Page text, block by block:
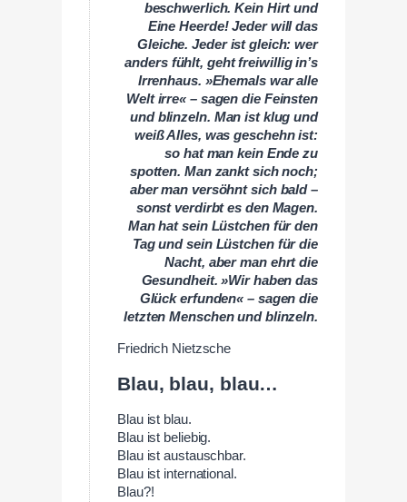
beschwerlich. Kein Hirt und
Eine Heerde! Jeder will das
Gleiche. Jeder ist gleich: wer
anders fühlt, geht freiwillig in’s
Irrenhaus. »Ehemals war alle
Welt irre« – sagen die Feinsten
und blinzeln. Man ist klug und
weiß Alles, was geschehn ist:
so hat man kein Ende zu
spotten. Man zankt sich noch;
aber man versöhnt sich bald –
sonst verdirbt es den Magen.
Man hat sein Lüstchen für den
Tag und sein Lüstchen für die
Nacht, aber man ehrt die
Gesundheit. »Wir haben das
Glück erfunden« – sagen die
letzten Menschen und blinzeln.
Friedrich Nietzsche
Blau, blau, blau…
Blau ist blau.
Blau ist beliebig.
Blau ist austauschbar.
Blau ist international.
Blau?!